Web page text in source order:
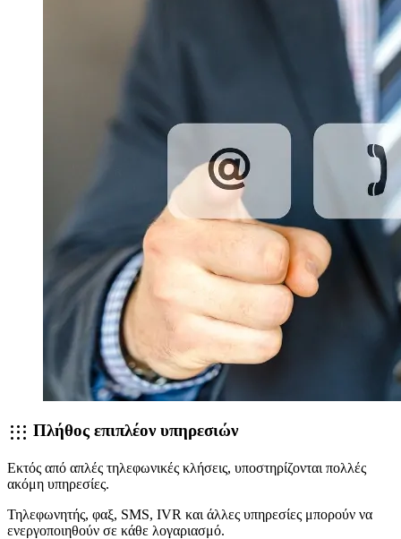
apps Πλήθος επιπλέον υπηρεσιών
Εκτός από απλές τηλεφωνικές κλήσεις, υποστηρίζονται πολλές
ακόμη υπηρεσίες.
Τηλεφωνητής, φαξ, SMS, IVR και άλλες υπηρεσίες μπορούν να
ενεργοποιηθούν σε κάθε λογαριασμό.